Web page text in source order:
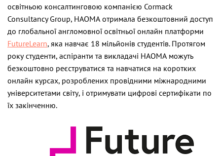
освітньою консалтинговою компанією Cormack
Consultancy Group, НАОМА отримала безкоштовний доступ
до глобальної англомовної освітньої онлайн платформи
FutureLearn, яка навчає 18 мільйонів студентів. Протягом
року студенти, аспіранти та викладачі НАОМА можуть
безкоштовно реєструватися та навчатися на коротких
онлайн курсах, розроблених провідними міжнародними
університетами світу, і отримувати цифрові сертифікати по
їх закінченню.